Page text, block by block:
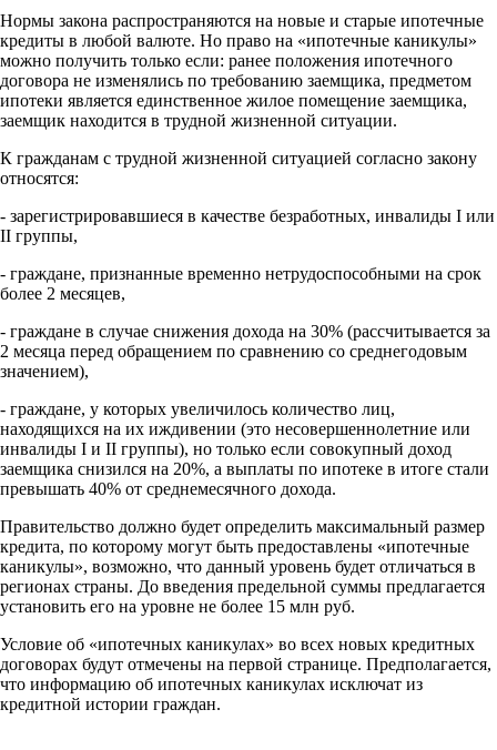
Нормы закона распространяются на новые и старые ипотечные
кредиты в любой валюте. Но право на «ипотечные каникулы»
можно получить только если: ранее положения ипотечного
договора не изменялись по требованию заемщика, предметом
ипотеки является единственное жилое помещение заемщика,
заемщик находится в трудной жизненной ситуации.
К гражданам с трудной жизненной ситуацией согласно закону
относятся:
- зарегистрировавшиеся в качестве безработных, инвалиды I или
II группы,
- граждане, признанные временно нетрудоспособными на срок
более 2 месяцев,
- граждане в случае снижения дохода на 30% (рассчитывается за
2 месяца перед обращением по сравнению со среднегодовым
значением),
- граждане, у которых увеличилось количество лиц,
находящихся на их иждивении (это несовершеннолетние или
инвалиды I и II группы), но только если совокупный доход
заемщика снизился на 20%, а выплаты по ипотеке в итоге стали
превышать 40% от среднемесячного дохода.
Правительство должно будет определить максимальный размер
кредита, по которому могут быть предоставлены «ипотечные
каникулы», возможно, что данный уровень будет отличаться в
регионах страны. До введения предельной суммы предлагается
установить его на уровне не более 15 млн руб.
Условие об «ипотечных каникулах» во всех новых кредитных
договорах будут отмечены на первой странице. Предполагается,
что информацию об ипотечных каникулах исключат из
кредитной истории граждан.